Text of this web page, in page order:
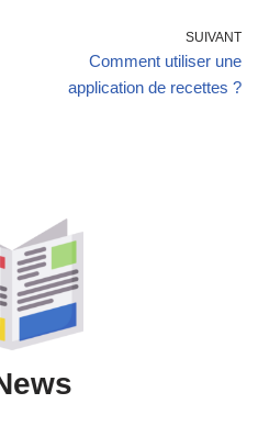
SUIVANT
Comment utiliser une
application de recettes ?